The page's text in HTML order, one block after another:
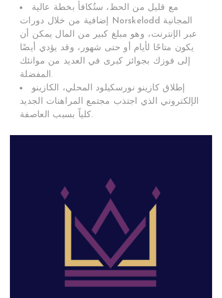
مع قليل من الحظ، ستُكافأ بخطة عالية
إضافية من خلال دورات Norskelodd المجانية
عبر الإنترنت، وهو مبلغ كبير من المال يمكن أن
يكون متاحًا لأيام أو حتى شهور، وقد يؤدي أيضًا
إلى فوزك بجوائز كبرى في العديد من موانئك
المفضلة.
إطلاق كازينو نورسكيلود المحلي، الكازينو
الإلكتروني الذي اجتذب مجتمع المراهنات الجديد
كلياً بسبب العاصفة.